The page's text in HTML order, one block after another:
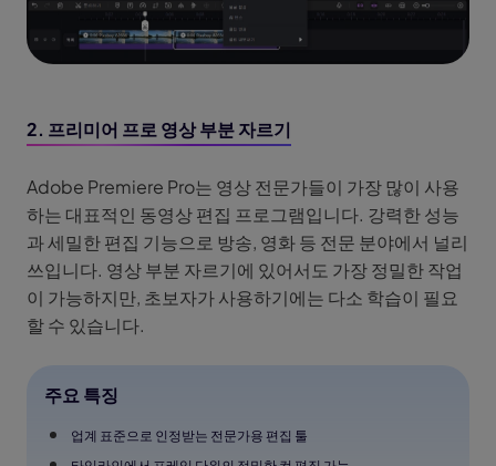
2. 프리미어 프로 영상 부분 자르기
Adobe Premiere Pro는 영상 전문가들이 가장 많이 사용
하는 대표적인 동영상 편집 프로그램입니다. 강력한 성능
과 세밀한 편집 기능으로 방송, 영화 등 전문 분야에서 널리
쓰입니다. 영상 부분 자르기에 있어서도 가장 정밀한 작업
이 가능하지만, 초보자가 사용하기에는 다소 학습이 필요
할 수 있습니다.
주요 특징
업계 표준으로 인정받는 전문가용 편집 툴